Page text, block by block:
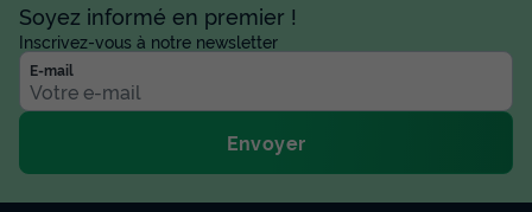
Soyez informé en premier !
Inscrivez-vous à notre newsletter
E-mail
Envoyer